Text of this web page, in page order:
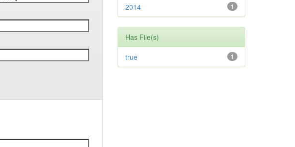
1
2014
Has File(s)
1
true